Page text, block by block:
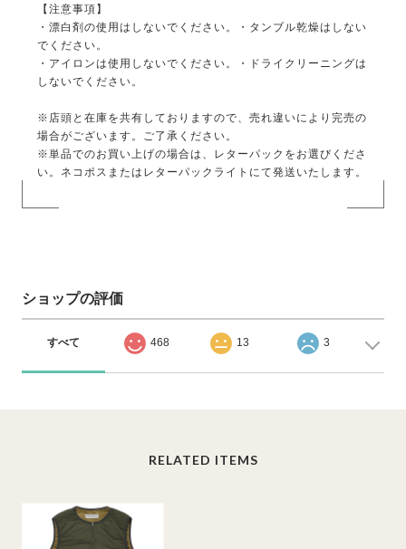
【注意事項】
・漂白剤の使用はしないでください。・タンブル乾燥はしない
でください。
・アイロンは使用しないでください。・ドライクリーニングは
しないでください。
※店頭と在庫を共有しておりますので、売れ違いにより完売の
場合がございます。ご了承ください。
※単品でのお買い上げの場合は、レターパックをお選びくださ
い。ネコポスまたはレターパックライトにて発送いたします。
ショップの評価
すべて 468 13 3
RELATED ITEMS